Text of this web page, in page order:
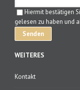
Hiermit bestätigen
gelesen zu haben und
WEITERES
Kontakt